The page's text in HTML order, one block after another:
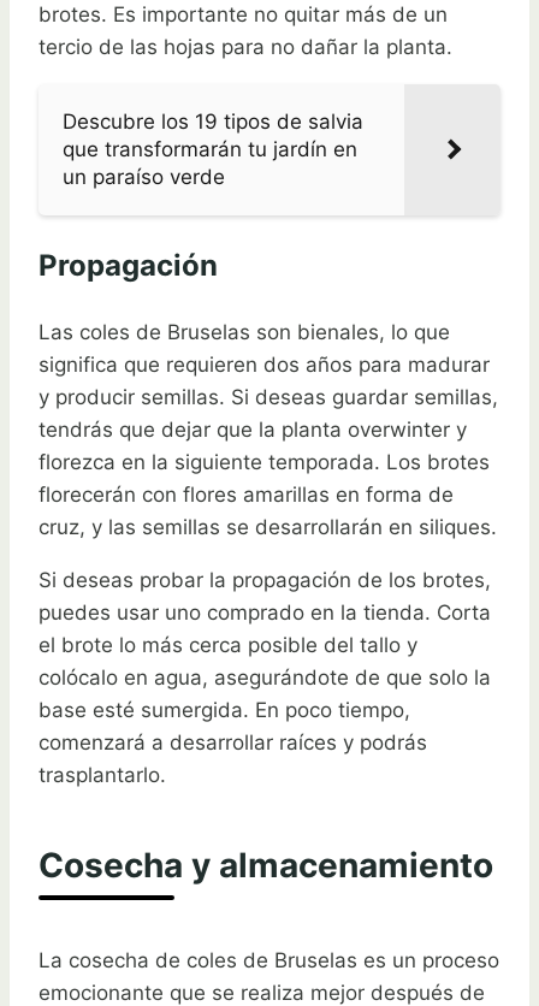
brotes. Es importante no quitar más de un
tercio de las hojas para no dañar la planta.
Descubre los 19 tipos de salvia
que transformarán tu jardín en
un paraíso verde
Propagación
Las coles de Bruselas son bienales, lo que
significa que requieren dos años para madurar
y producir semillas. Si deseas guardar semillas,
tendrás que dejar que la planta overwinter y
florezca en la siguiente temporada. Los brotes
florecerán con flores amarillas en forma de
cruz, y las semillas se desarrollarán en siliques.
Si deseas probar la propagación de los brotes,
puedes usar uno comprado en la tienda. Corta
el brote lo más cerca posible del tallo y
colócalo en agua, asegurándote de que solo la
base esté sumergida. En poco tiempo,
comenzará a desarrollar raíces y podrás
trasplantarlo.
Cosecha y almacenamiento
La cosecha de coles de Bruselas es un proceso
emocionante que se realiza mejor después de